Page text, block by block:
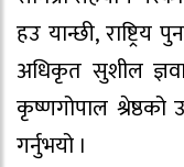
हउ यान्छी, राष्ट्रिय
अधिकृत सुशील
कृष्णगोपाल श्रेष्ठको
गर्नुभयो ।